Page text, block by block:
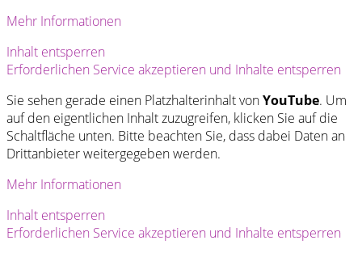
Mehr Informationen
Inhalt entsperren
Erforderlichen Service akzeptieren und Inhalte entsperren
Sie sehen gerade einen Platzhalterinhalt vonYouTube. Um
auf den eigentlichen Inhalt zuzugreifen, klicken Sie auf die
Schaltfläche unten. Bitte beachten Sie, dass dabei Daten an
Drittanbieter weitergegeben werden.
Mehr Informationen
Inhalt entsperren
Erforderlichen Service akzeptieren und Inhalte entsperren